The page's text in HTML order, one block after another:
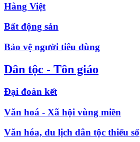
Hàng Việt
Bất động sản
Bảo vệ người tiêu dùng
Dân tộc - Tôn giáo
Đại đoàn kết
Văn hoá - Xã hội vùng miền
Văn hóa, du lịch dân tộc thiểu số